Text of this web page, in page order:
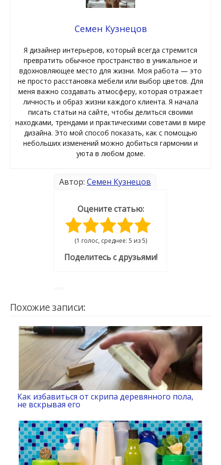
Семен Кузнецов
Я дизайнер интерьеров, который всегда стремится
превратить обычное пространство в уникальное и
вдохновляющее место для жизни. Моя работа — это
не просто расстановка мебели или выбор цветов. Для
меня важно создавать атмосферу, которая отражает
личность и образ жизни каждого клиента. Я начала
писать статьи на сайте, чтобы делиться своими
находками, трендами и практическими советами в мире
дизайна. Это мой способ показать, как с помощью
небольших изменений можно добиться гармонии и
уюта в любом доме.
Автор: Семен Кузнецов
Оцените статью:
(1 голос, среднее: 5 из 5)
Поделитесь с друзьями!
Похожие записи:
Как избавиться от скрипа деревянного пола,
не вскрывая его